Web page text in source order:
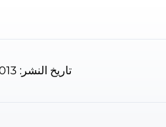
تاريخ النشر: 2013-05-22